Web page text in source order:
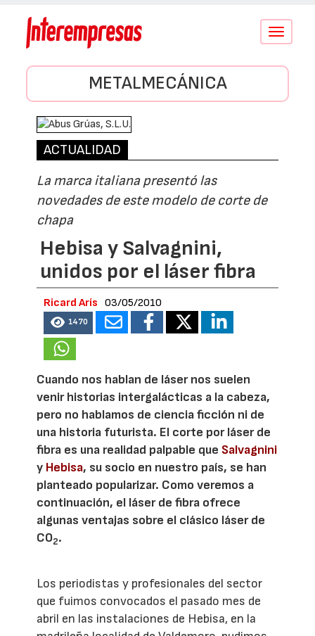
Conmutar
METALMECÁNICA
ACTUALIDAD
La marca italiana presentó las
novedades de este modelo de corte de
chapa
Hebisa y Salvagnini,
unidos por el láser fibra
Ricard Arís 03/05/2010
1470
Cuando nos hablan de láser nos suelen
venir historias intergalácticas a la cabeza,
pero no hablamos de ciencia ficción ni de
una historia futurista. El corte por láser de
fibra es una realidad palpable que Salvagnini
y Hebisa, su socio en nuestro país, se han
planteado popularizar. Como veremos a
continuación, el láser de fibra ofrece
algunas ventajas sobre el clásico láser de
CO2.
Los periodistas y profesionales del sector
que fuimos convocados el pasado mes de
abril en las instalaciones de Hebisa, en la